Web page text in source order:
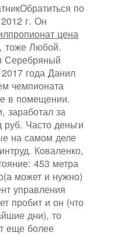
по
г. Он
цена
тоже Любой.
Серебряный
года Данил
чемпионата
в помещении.
заработал за
Часто деньги
на самом деле
Коваленко,
453 метра
может и нужно)
управления
пробит и он (что
дни), то
еще более